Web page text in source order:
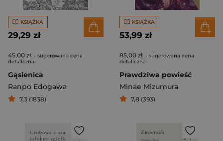
KSIĄŻKA
29,29 zł
45,00 zł - sugerowana cena
detaliczna
Gąsienica
Ranpo Edogawa
7,3 (1838)
KSIĄŻKA
53,99 zł
85,00 zł - sugerowana cena
detaliczna
Prawdziwa powieść
Minae Mizumura
7,8 (393)